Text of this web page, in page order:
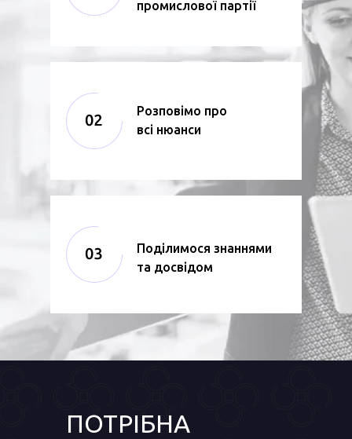
промислової партії
Розповімо про
всі нюанси
Поділимося знаннями
та досвідом
ПОТРІБНА